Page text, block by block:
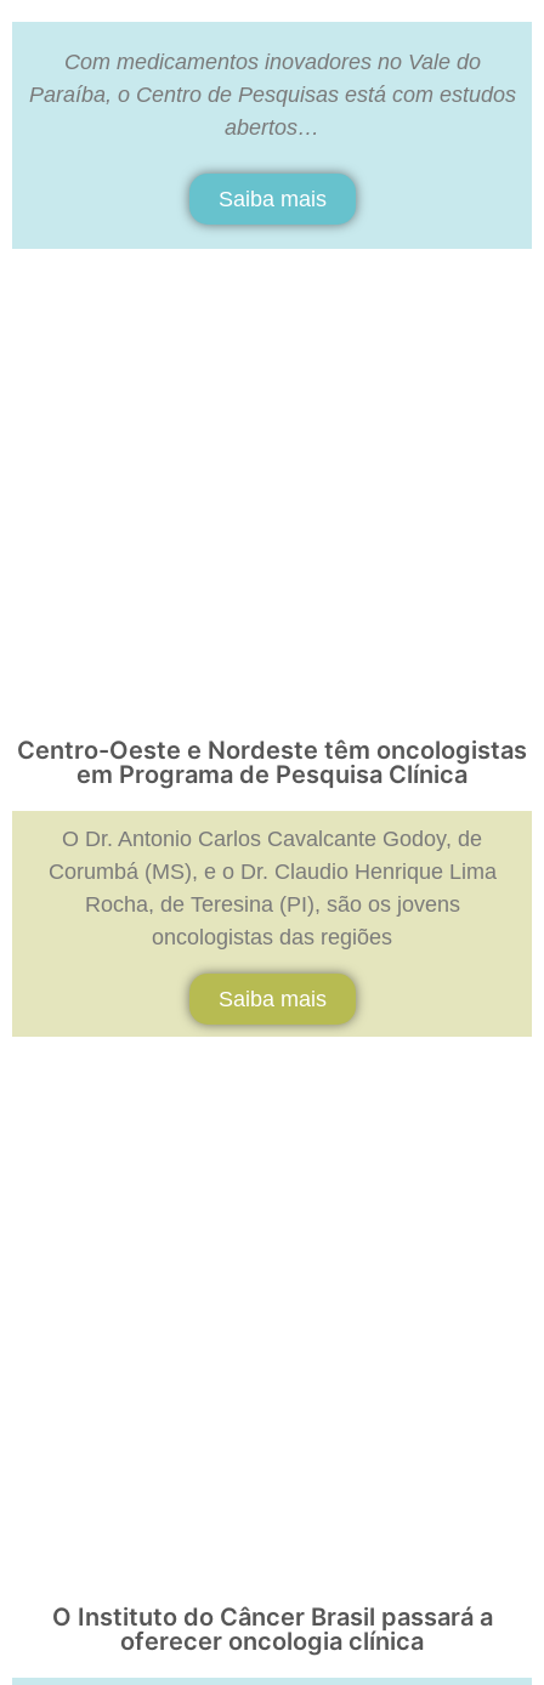
Com medicamentos inovadores no Vale do
Paraíba, o Centro de Pesquisas está com estudos
abertos…
Saiba mais
Centro-Oeste e Nordeste têm oncologistas
em Programa de Pesquisa Clínica
O Dr. Antonio Carlos Cavalcante Godoy, de
Corumbá (MS), e o Dr. Claudio Henrique Lima
Rocha, de Teresina (PI), são os jovens
oncologistas das regiões
Saiba mais
O Instituto do Câncer Brasil passará a
oferecer oncologia clínica